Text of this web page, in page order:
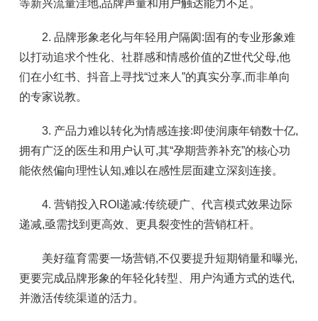
等新兴流量洼地,品牌声量和用户触达能力不足。
2. 品牌形象老化与年轻用户隔阂:固有的专业形象难
以打动追求个性化、社群感和情感价值的Z世代父母,他
们在小红书、抖音上寻找“过来人”的真实分享,而非单向
的专家说教。
3. 产品力难以转化为情感连接:即使润康年销数十亿,
拥有广泛的医生和用户认可,其“孕期营养补充”的核心功
能依然偏向理性认知,难以在感性层面建立深刻连接。
4. 营销投入ROI递减:传统硬广、代言模式效果边际
递减,亟需找到更高效、更具裂变性的营销杠杆。
美好蕴育需要一场营销,不仅要提升短期销量和曝光,
更要完成品牌形象的年轻化转型、用户沟通方式的迭代,
并激活传统渠道的活力。